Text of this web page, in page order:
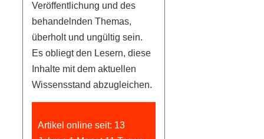
Veröffentlichung und des
behandelnden Themas,
überholt und ungültig sein.
Es obliegt den Lesern, diese
Inhalte mit dem aktuellen
Wissensstand abzugleichen.
Artikel online seit: 13